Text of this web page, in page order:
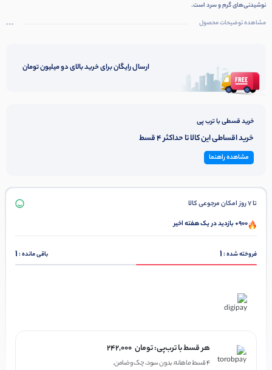
نوشیدنی‌های گرم و سرد است.
مشاهده توضیحات محصول
ارسال رایگان برای خرید بالای دو میلیون تومان
خرید قسطی با ترب پی
خرید اقساطی این کالا تا حداکثر 4 قسط
مشاهده راهنما
تا 7 روز امکان مرجوعی کالا
900+ بازدید در یک هفته اخیر
فروخته شده :1 باقی مانده :1
هر قسط با ترب‌پی: 242,000 تومان
۴ قسط ماهانه. بدون سود، چک و ضامن.